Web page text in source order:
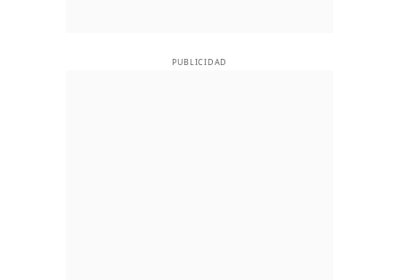
PUBLICIDAD